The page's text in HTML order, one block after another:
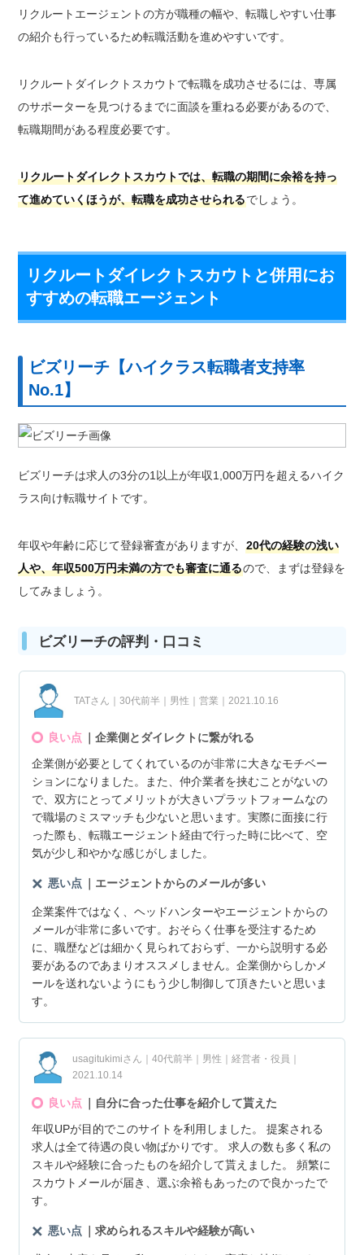
リクルートエージェントの方が職種の幅や、転職しやすい仕事
の紹介も行っているため転職活動を進めやすいです。
リクルートダイレクトスカウトで転職を成功させるには、専属
のサポーターを見つけるまでに面談を重ねる必要があるので、
転職期間がある程度必要です。
リクルートダイレクトスカウトでは、転職の期間に余裕を持っ
て進めていくほうが、転職を成功させられるでしょう。
リクルートダイレクトスカウトと併用にお
すすめの転職エージェント
ビズリーチ【ハイクラス転職者支持率
No.1】
ビズリーチは求人の3分の1以上が年収1,000万円を超えるハイク
ラス向け転職サイトです。
年収や年齢に応じて登録審査がありますが、20代の経験の浅い
人や、年収500万円未満の方でも審査に通るので、まずは登録を
してみましょう。
ビズリーチの評判・口コミ
TATさん｜30代前半｜男性｜営業｜2021.10.16
良い点
｜企業側とダイレクトに繋がれる
企業側が必要としてくれているのが非常に大きなモチベー
ションになりました。また、仲介業者を挟むことがないの
で、双方にとってメリットが大きいプラットフォームなの
で職場のミスマッチも少ないと思います。実際に面接に行
った際も、転職エージェント経由で行った時に比べて、空
気が少し和やかな感じがしました。
悪い点 ｜エージェントからのメールが多い
企業案件ではなく、ヘッドハンターやエージェントからの
メールが非常に多いです。おそらく仕事を受注するため
に、職歴などは細かく見られておらず、一から説明する必
要があるのであまりオススメしません。企業側からしかメ
ールを送れないようにもう少し制御して頂きたいと思いま
す。
usagitukimiさん｜40代前半｜男性｜経営者・役員｜
2021.10.14
良い点
｜自分に合った仕事を紹介して貰えた
年収UPが目的でこのサイトを利用しました。 提案される
求人は全て待遇の良い物ばかりです。 求人の数も多く私の
スキルや経験に合ったものを紹介して貰えました。 頻繁に
スカウトメールが届き、選ぶ余裕もあったので良かったで
す。
悪い点 ｜求められるスキルや経験が高い